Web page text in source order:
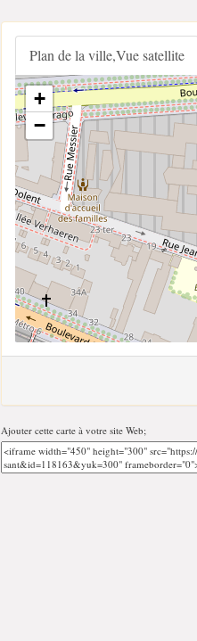
Plan de la ville,Vue satellite
+
−
Ajouter cette carte à votre site Web;